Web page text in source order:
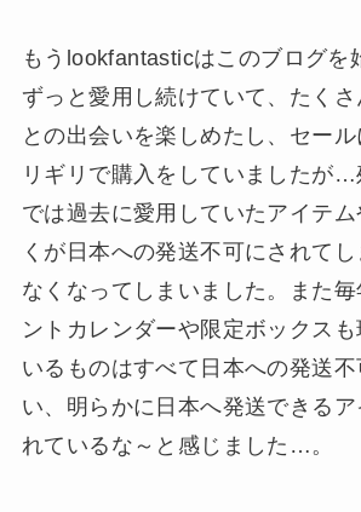
もうlookfantasticはこのブログを
ずっと愛用し続けていて、たくさ
との出会いを楽しめたし、セー
リギリで購入をしていましたが…
では過去に愛用していたアイテ
くが日本への発送不可にされて
なくなってしまいました。また
ントカレンダーや限定ボックス
いるものはすべて日本への発送不
い、明らかに日本へ発送できるア
れているな～と感じました…。